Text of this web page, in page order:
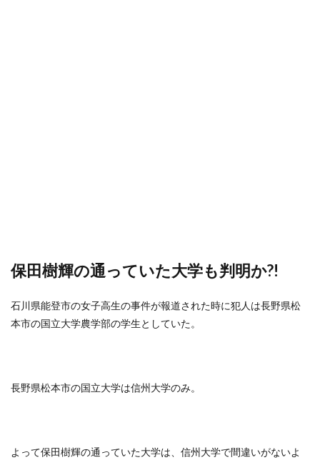
保田樹輝の通っていた大学も判明か?!
石川県能登市の女子高生の事件が報道された時に犯人は長野県松
本市の国立大学農学部の学生としていた。
長野県松本市の国立大学は信州大学のみ。
よって保田樹輝の通っていた大学は、信州大学で間違いがないよ